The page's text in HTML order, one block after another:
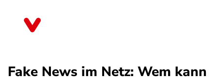
Fake News im Netz: Wem kann